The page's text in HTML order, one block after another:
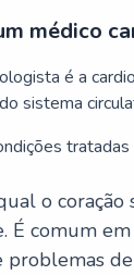
médico
é a
sistema
o
É comum